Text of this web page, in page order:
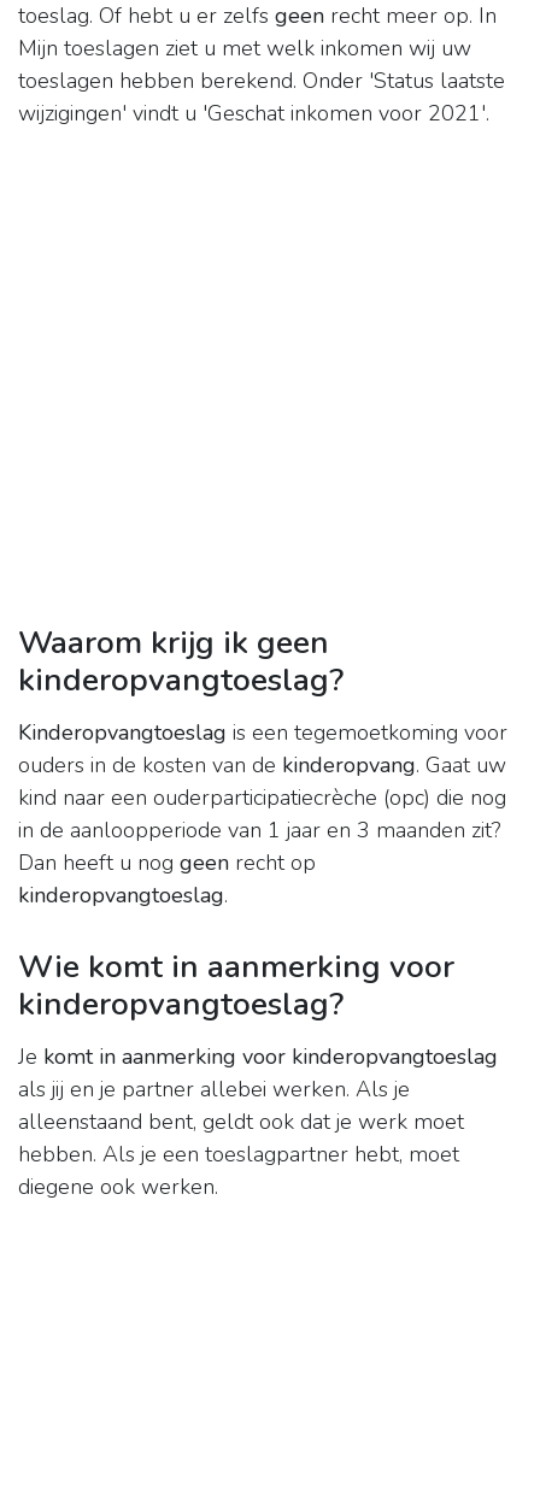
toeslag. Of hebt u er zelfs geen recht meer op. In
Mijn toeslagen ziet u met welk inkomen wij uw
toeslagen hebben berekend. Onder 'Status laatste
wijzigingen' vindt u 'Geschat inkomen voor 2021'.
Waarom krijg ik geen
kinderopvangtoeslag?
Kinderopvangtoeslag is een tegemoetkoming voor
ouders in de kosten van de kinderopvang. Gaat uw
kind naar een ouderparticipatiecrèche (opc) die nog
in de aanloopperiode van 1 jaar en 3 maanden zit?
Dan heeft u nog geen recht op
kinderopvangtoeslag.
Wie komt in aanmerking voor
kinderopvangtoeslag?
Je komt in aanmerking voor kinderopvangtoeslag
als jij en je partner allebei werken. Als je
alleenstaand bent, geldt ook dat je werk moet
hebben. Als je een toeslagpartner hebt, moet
diegene ook werken.